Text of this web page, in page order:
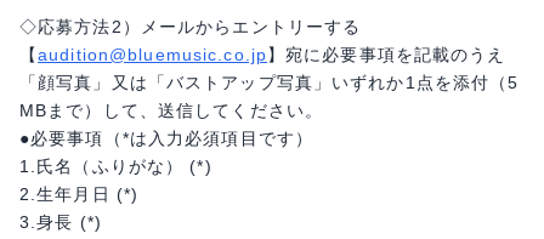
◇応募方法2）メールからエントリーする
【audition@bluemusic.co.jp】宛に必要事項を記載のうえ
「顔写真」又は「バストアップ写真」いずれか1点を添付（5
MBまで）して、送信してください。
●必要事項（*は入力必須項目です）
1.氏名（ふりがな） (*)
2.生年月日 (*)
3.身長 (*)